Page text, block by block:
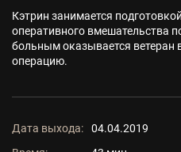
Кэтрин занимается
оперативного вмешательства
больным оказывается ветеран
операцию.
Дата выхода:
04.04.2019